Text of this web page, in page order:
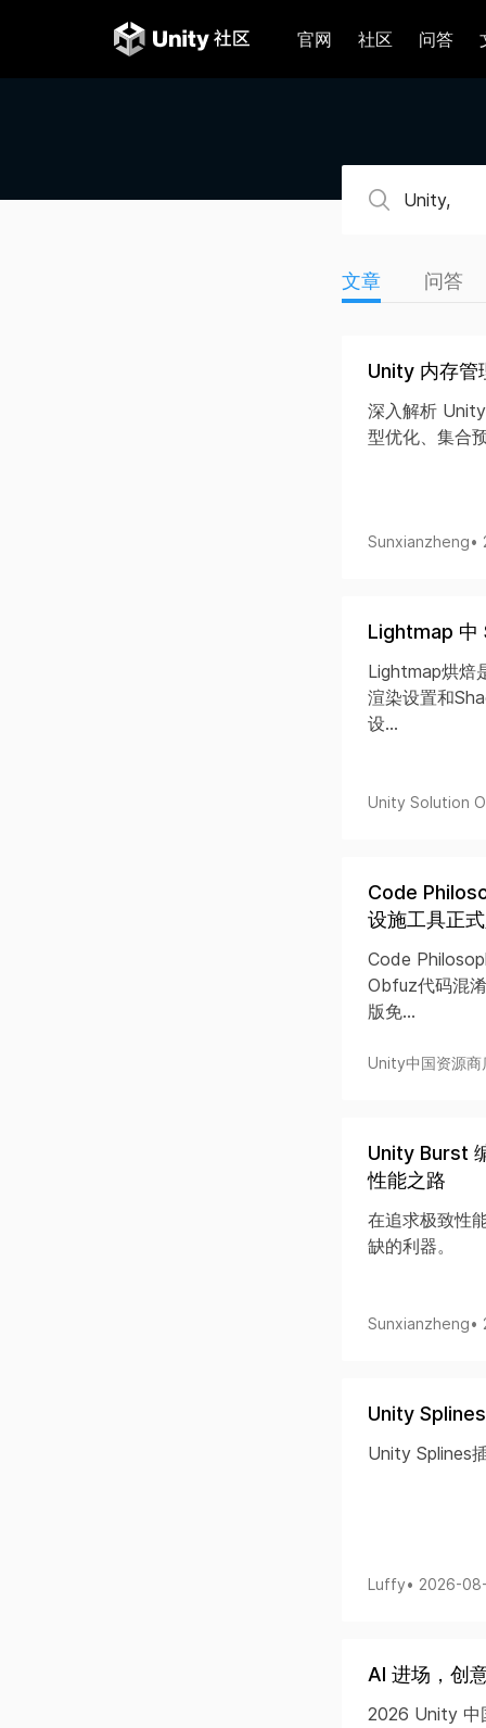
官网 社区 问答
文章 问答
Unity 内存管
深入解析
型优化、集合
Sunxianzheng•
Lightmap 中
Lightmap烘焙
渲染设置和
设...
Unity Solution
Code
设施工具正
Code
Obfuz代码混
版免...
Unity中国资源商
Unity Burst
性能之路
在追求极致性
缺的利器。
Sunxianzheng•
Unity
Unity Splines
Luffy• 2026-
AI 进场，创
2026 Unity 中